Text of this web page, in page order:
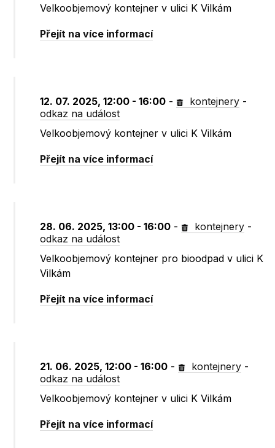
Velkoobjemový kontejner v ulici K Vilkám
Přejít na více informací
12. 07. 2025, 12:00 - 16:00 - kontejnery -
odkaz na událost
Velkoobjemový kontejner v ulici K Vilkám
Přejít na více informací
28. 06. 2025, 13:00 - 16:00 - kontejnery -
odkaz na událost
Velkoobjemový kontejner pro bioodpad v ulici K
Vilkám
Přejít na více informací
21. 06. 2025, 12:00 - 16:00 - kontejnery -
odkaz na událost
Velkoobjemový kontejner v ulici K Vilkám
Přejít na více informací